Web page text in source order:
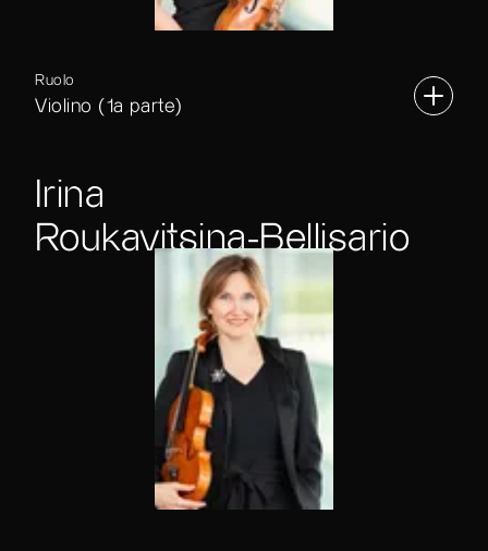
Ruolo
Violino (1a parte)
Irina
Roukavitsina-Bellisario